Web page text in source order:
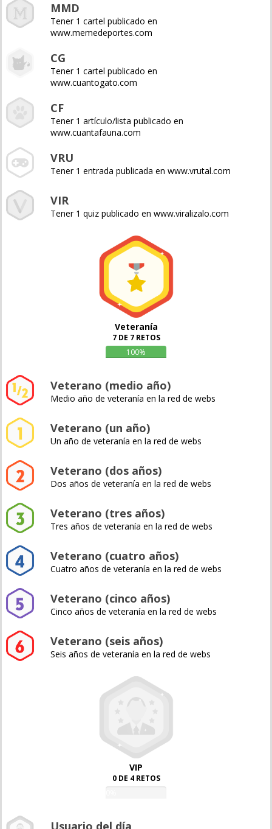
MMD
Tener 1 cartel publicado en
www.memedeportes.com
CG
Tener 1 cartel publicado en
www.cuantogato.com
CF
Tener 1 artículo/lista publicado en
www.cuantafauna.com
VRU
Tener 1 entrada publicada en www.vrutal.com
VIR
Tener 1 quiz publicado en www.viralizalo.com
Veteranía
7 DE 7 RETOS
100%
Veterano (medio año)
Medio año de veteranía en la red de webs
Veterano (un año)
Un año de veteranía en la red de webs
Veterano (dos años)
Dos años de veteranía en la red de webs
Veterano (tres años)
Tres años de veteranía en la red de webs
Veterano (cuatro años)
Cuatro años de veteranía en la red de webs
Veterano (cinco años)
Cinco años de veteranía en la red de webs
Veterano (seis años)
Seis años de veteranía en la red de webs
VIP
0 DE 4 RETOS
Usuario del día